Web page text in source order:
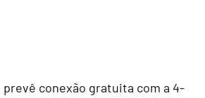
prevê conexão gratuita com a 4-